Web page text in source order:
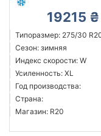
19215 ₴
Типоразмер: 275/30
Сезон: зимняя
Индекс скорости: W
Усиленность: XL
Год производства:
Страна:
Магазин: R20